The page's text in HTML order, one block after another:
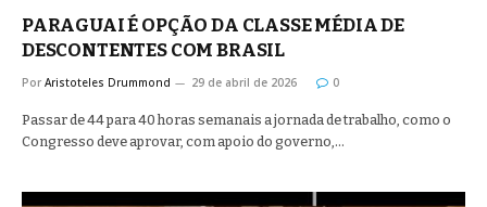
PARAGUAI É OPÇÃO DA CLASSE MÉDIA DE
DESCONTENTES COM BRASIL
Por Aristoteles Drummond 29 de abril de 2026 0
Passar de 44 para 40 horas semanais a jornada de trabalho, como o
Congresso deve aprovar, com apoio do governo,…